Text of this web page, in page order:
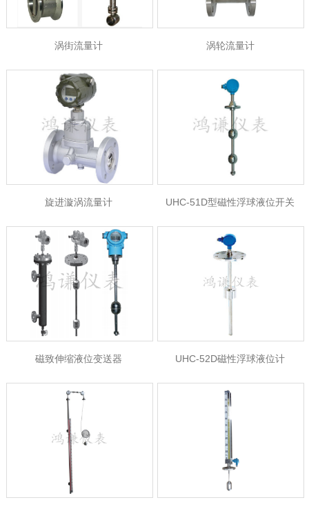
涡街流量计 涡轮流量计
旋进漩涡流量计 UHC-51D型磁性浮球液位开关
磁致伸缩液位变送器 UHC-52D磁性浮球液位计